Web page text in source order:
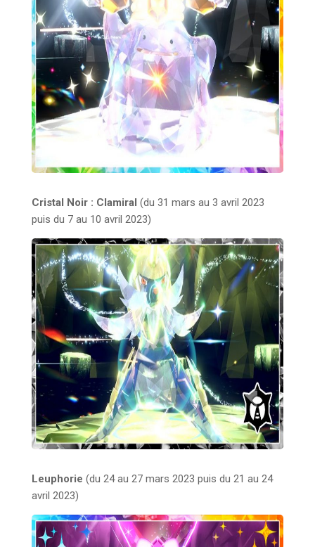
Cristal Noir : Clamiral (du 31 mars au 3 avril 2023
puis du 7 au 10 avril 2023)
Leuphorie (du 24 au 27 mars 2023 puis du 21 au 24
avril 2023)